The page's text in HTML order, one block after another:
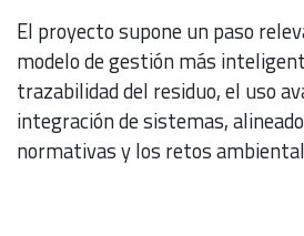
El proyecto supone un paso
modelo de gestión más
trazabilidad del residuo, el uso
integración de sistemas,
normativas y los retos